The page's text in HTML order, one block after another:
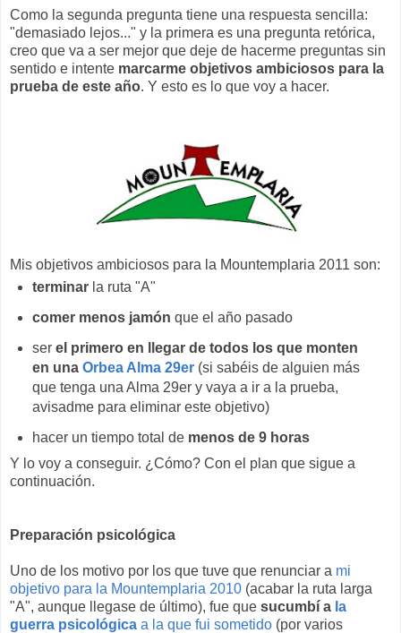
Como la segunda pregunta tiene una respuesta sencilla:
"demasiado lejos..." y la primera es una pregunta retórica,
creo que va a ser mejor que deje de hacerme preguntas sin
sentido e intente marcarme objetivos ambiciosos para la
prueba de este año. Y esto es lo que voy a hacer.
Mis objetivos ambiciosos para la Mountemplaria 2011 son:
terminarla ruta "A"
comer menos jamón que el año pasado
ser el primero en llegar de todos los que monten
en una Orbea Alma 29er(si sabéis de alguien más
que tenga una Alma 29er y vaya a ir a la prueba,
avisadme para eliminar este objetivo)
hacer un tiempo total de menos de 9 horas
Y lo voy a conseguir. ¿Cómo? Con el plan que sigue a
continuación.
Preparación psicológica
Uno de los motivo por los que tuve que renunciar a mi
objetivo para la Mountemplaria 2010 (acabar la ruta larga
"A", aunque llegase de último), fue que sucumbí a la
guerra psicológica a la que fui sometido (por varios